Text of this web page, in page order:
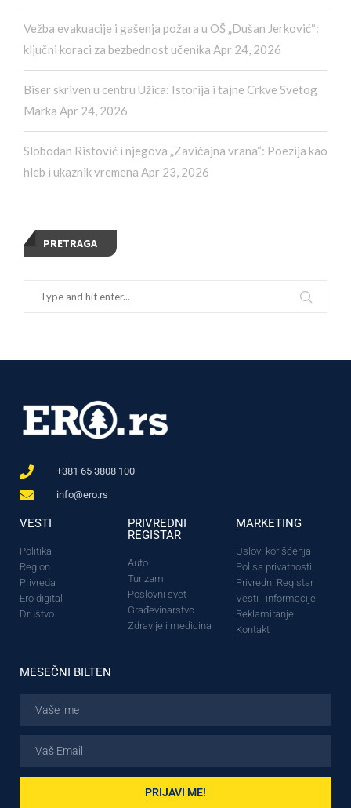
Vežba evakuacije i gašenja požara u OŠ „Dušan Jerković“:
ključni koraci za bezbednost učenika Apr 24, 2026
Biser skriven u centru Užica: Istorija i tajne Crkve Svetog
Marka Apr 24, 2026
Slobodan Ristović i njegova „Zavičajna vrana“: Poezija kao
hleb i ukaznik vremena Apr 23, 2026
PRETRAGA
+381 65 3808 100
info@ero.rs
VESTI
Politika
Region
Privreda
Ero digital
Društvo
PRIVREDNI
REGISTAR
Auto
Turizam
Poslovni svet
Građevinarstvo
Zdravlje i medicina
MARKETING
Uslovi korišćenja
Polisa privatnosti
Privredni Registar
Vesti i informacije
Reklamiranje
Kontakt
MESEČNI BILTEN
PRIJAVI ME!